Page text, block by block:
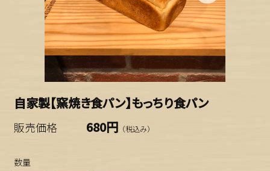
自家製【窯焼き食パン】もっちり食パン
販売価格 680円 （税込み）
数量